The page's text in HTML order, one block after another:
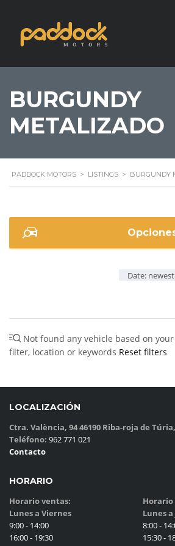
BURGUNDY
METALIZADO
PADDOCK MOTORS > LISTINGS > BURGUNDY
Date:
Not found any vehicle based on
filter, location or keywords Reset filters
LOCALIZACIÓN
Ctra. València, 94 46190 Riba-roja de
Teléfono: 962 771 021
Contacto
HORARIO
Horario ventas:
Lunes a Viernes
9:00 - 14:00
16:00 - 19:30
Lunes
8:00 -
15:30 -